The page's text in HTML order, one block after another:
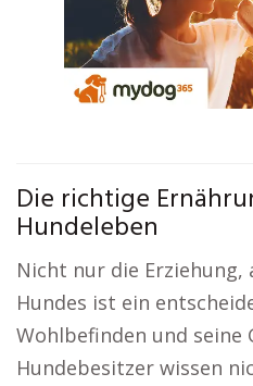
Die richtige
Hundeleben
Nicht nur die Erziehung,
Hundes ist ein
Wohlbefinden und seine
Hundebesitzer wissen